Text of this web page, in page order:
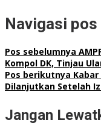
Navigasi pos
Pos sebelumnya
Kompol DK, Tinjau
Pos berikutnya
Dilanjutkan Setelah
Jangan